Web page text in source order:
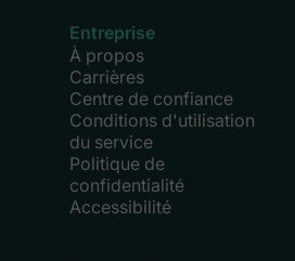
Entreprise
À propos
Carrières
Centre de confiance
Conditions d'utilisation
du service
Politique de
confidentialité
Accessibilité